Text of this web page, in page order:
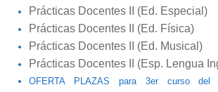
Prácticas Docentes II (Ed. Especial)
Prácticas Docentes II (Ed. Física)
Prácticas Docentes II (Ed. Musical)
Prácticas Docentes II (Esp. Lengua
OFERTA PLAZAS para 3er curso